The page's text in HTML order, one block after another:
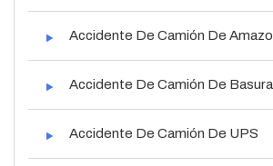
Accidente De Camión De
Accidente De Camión De Basura
Accidente De Camión De UPS